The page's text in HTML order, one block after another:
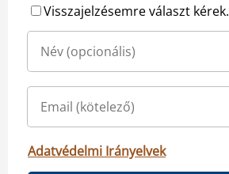
Visszajelzésemre választ kérek.
Adatvédelmi Irányelvek